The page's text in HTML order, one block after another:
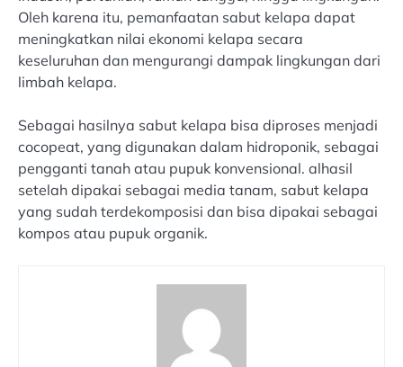
Oleh karena itu, pemanfaatan sabut kelapa dapat
meningkatkan nilai ekonomi kelapa secara
keseluruhan dan mengurangi dampak lingkungan dari
limbah kelapa.
Sebagai hasilnya sabut kelapa bisa diproses menjadi
cocopeat, yang digunakan dalam hidroponik, sebagai
pengganti tanah atau pupuk konvensional. alhasil
setelah dipakai sebagai media tanam, sabut kelapa
yang sudah terdekomposisi dan bisa dipakai sebagai
kompos atau pupuk organik.